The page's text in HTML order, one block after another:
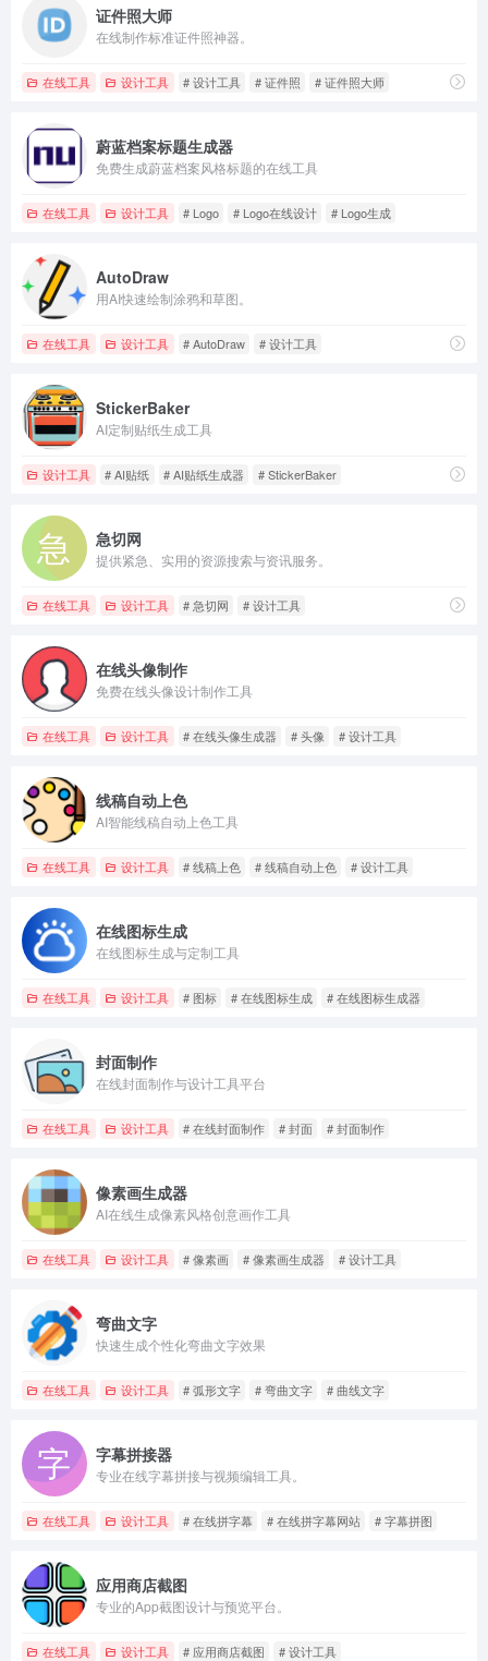
证件照大师
在线制作标准证件照神器。
在线工具 设计工具 # 设计工具 # 证件照 # 证件照大师
蔚蓝档案标题生成器
免费生成蔚蓝档案风格标题的在线工具
在线工具 设计工具 # Logo # Logo在线设计 # Logo生成
AutoDraw
用AI快速绘制涂鸦和草图。
在线工具 设计工具 # AutoDraw # 设计工具
StickerBaker
AI定制贴纸生成工具
设计工具 # AI贴纸 # AI贴纸生成器 # StickerBaker
急切网
提供紧急、实用的资源搜索与资讯服务。
在线工具 设计工具 # 急切网 # 设计工具
在线头像制作
免费在线头像设计制作工具
在线工具 设计工具 # 在线头像生成器 # 头像 # 设计工具
线稿自动上色
AI智能线稿自动上色工具
在线工具 设计工具 # 线稿上色 # 线稿自动上色 # 设计工具
在线图标生成
在线图标生成与定制工具
在线工具 设计工具 # 图标 # 在线图标生成 # 在线图标生成器
封面制作
在线封面制作与设计工具平台
在线工具 设计工具 # 在线封面制作 # 封面 # 封面制作
像素画生成器
AI在线生成像素风格创意画作工具
在线工具 设计工具 # 像素画 # 像素画生成器 # 设计工具
弯曲文字
快速生成个性化弯曲文字效果
在线工具 设计工具 # 弧形文字 # 弯曲文字 # 曲线文字
字幕拼接器
专业在线字幕拼接与视频编辑工具。
在线工具 设计工具 # 在线拼字幕 # 在线拼字幕网站 # 字幕拼图
应用商店截图
专业的App截图设计与预览平台。
在线工具 设计工具 # 应用商店截图 # 设计工具